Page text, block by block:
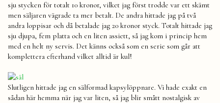
sju stycken för totalt 10 kronor, vilket jag först trodde var ett skämt
men säljaren vägrade ta mer betalt. De andra hittade jag på två
andra loppisar och då betalade jag 20 kronor styck. Totalt hittade jag
sju djupa, fem platta och en liten assiett, så jag kom i princip hem
med en helt ny servis. Det känns också som en serie som går att
komplettera efterhand vilket alltid är kul!
Slutligen hittade jag en sälformad kapsylöppnare. Vi hade exakt en
sådan här hemma när jag var liten, så jag blir smått nostalgisk av